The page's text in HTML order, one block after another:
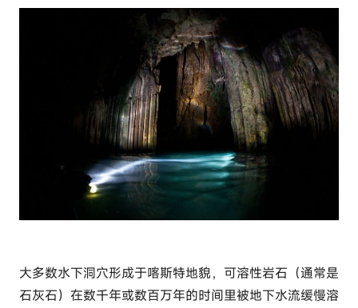
大多数水下洞穴形成于喀斯特地貌，可溶性岩石（通常是
石灰石）在数千年或数百万年的时间里被地下水流缓慢溶